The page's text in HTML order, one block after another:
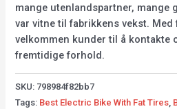
mange utenlandspartner, mange
var vitne til fabrikkens vekst.
velkommen kunder til å kontakte
fremtidige forhold.
SKU: 798984f82bb7
Tags: Best Electric Bike With Fat Tires